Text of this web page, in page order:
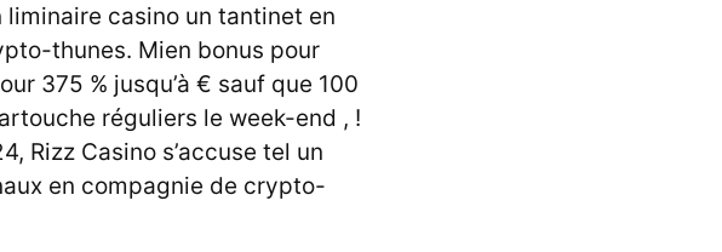
liminaire casino un tantinet en
thunes. Mien bonus pour
375 % jusqu’à € sauf que 100
réguliers le week-end , !
Rizz Casino s’accuse tel un
en compagnie de crypto-